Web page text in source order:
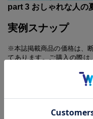
part 3 おしゃれな人の
実例スナップ
※本誌掲載商品の価格は、
てあります。ご購入の際は
万が一、不具合があ